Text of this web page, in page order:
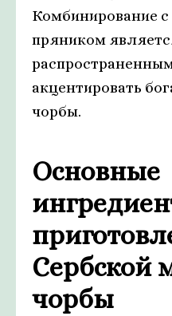
Комбинирование
пряником
акцентировать
чорбы.
Основные
Сербской
чорбы